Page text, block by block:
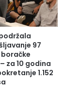
97
za 10 godina
1.152